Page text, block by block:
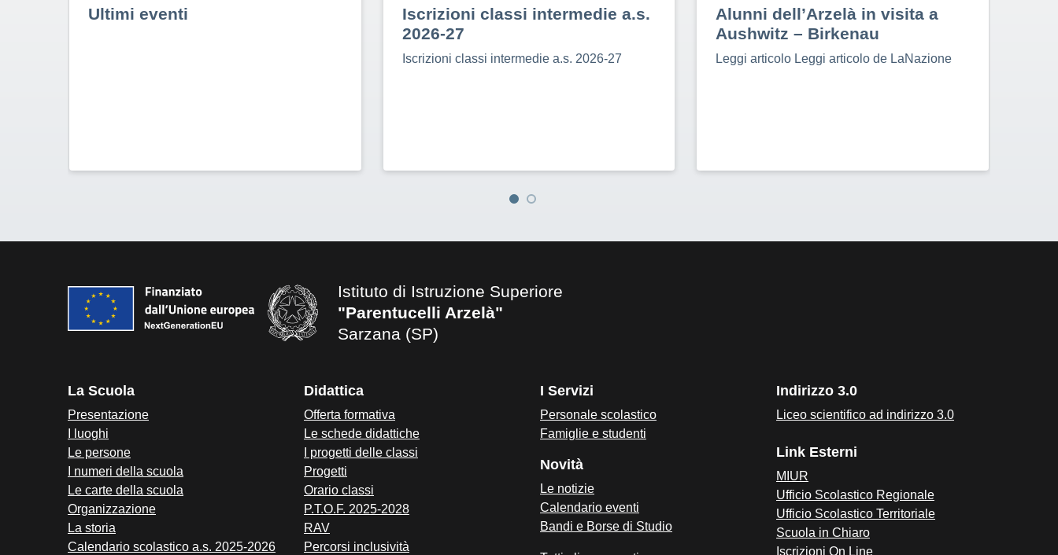
Ultimi eventi
Iscrizioni classi intermedie a.s.
2026-27
Iscrizioni classi intermedie a.s. 2026-27
Alunni dell’Arzelà in visita a
Aushwitz – Birkenau
Leggi articolo Leggi articolo de LaNazione
Istituto di Istruzione Superiore
"Parentucelli Arzelà"
Sarzana (SP)
La Scuola
Presentazione
I luoghi
Le persone
I numeri della scuola
Le carte della scuola
Organizzazione
La storia
Calendario scolastico a.s. 2025-2026
Didattica
Offerta formativa
Le schede didattiche
I progetti delle classi
Progetti
Orario classi
P.T.O.F. 2025-2028
RAV
Percorsi inclusività
I Servizi
Personale scolastico
Famiglie e studenti
Novità
Le notizie
Calendario eventi
Bandi e Borse di Studio
Indirizzo 3.0
Liceo scientifico ad indirizzo 3.0
Link Esterni
MIUR
Ufficio Scolastico Regionale
Ufficio Scolastico Territoriale
Scuola in Chiaro
Iscrizioni On Line